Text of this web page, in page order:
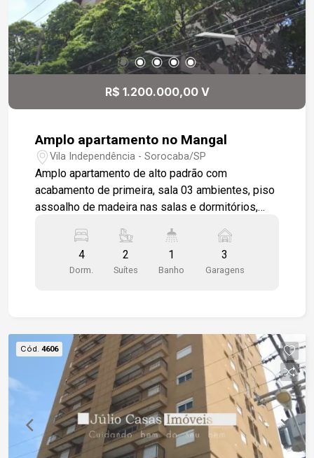
R$ 1.200.000,00 V
Amplo apartamento no Mangal
Vila Independência - Sorocaba/SP
Amplo apartamento de alto padrão com
acabamento de primeira, sala 03 ambientes, piso
assoalho de madeira nas salas e dormitórios,
cozinha planejada, 03 vagas de garagem, portaria
24 horas, salão de festas, não tem piscina,
imóvel bem localizado com área útil de 270m².
4
Dorm.
2
Suítes
1
Banho
3
Garagens
Cód. 4606